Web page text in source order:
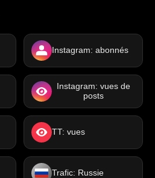
Instagram: abonnés
Instagram: vues de
posts
TT: vues
Trafic: Russie